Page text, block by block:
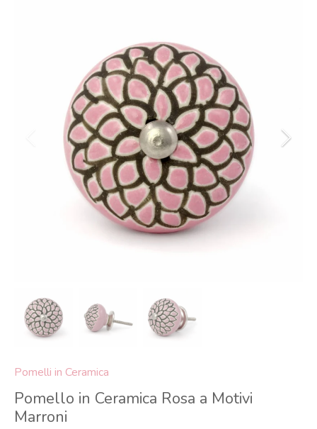
Pomelli in Ceramica
Pomello in Ceramica Rosa a Motivi
Marroni